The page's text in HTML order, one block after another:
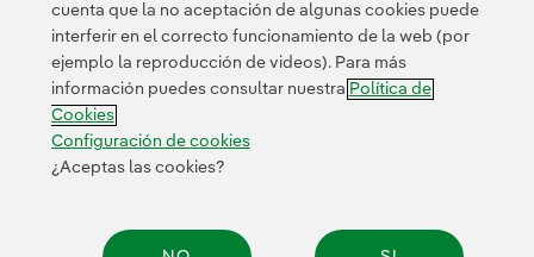
Contacta Clientes Política de Privacidad Información legal
Transparencia en el uso de la IA Política de cookies
Configuración de cookies Accesibilidad Canal de denuncias
© 2026 Iberdrola, S.A. Reservados todos los derechos.
cuenta que la no aceptación de algunas cookies puede
interferir en el correcto funcionamiento de la web (por
ejemplo la reproducción de videos). Para más
información puedes consultar nuestra Política de
Cookies
Configuración de cookies
¿Aceptas las cookies?